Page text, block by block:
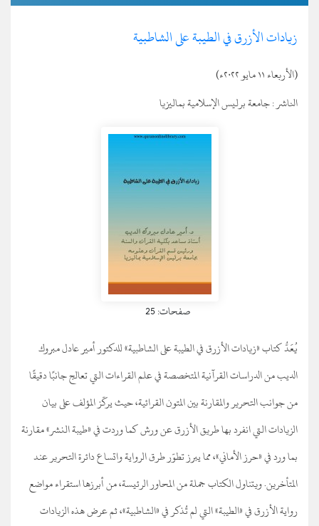
زيادات الأزرق في الطيبة على الشاطبية
(الأربعاء ١١ مايو ٢٠٢٢ء)
الناشر :جامعة برليس الإسلامية بماليزيا
صفحات: 25
يُعَدُّ كتاب «زيادات الأزرق في الطيبة على الشاطبية» للدكتور أمير عادل مبروك
الديب من الدراسات القرآنية المتخصصة في علم القراءات التي تعالج جانبًا دقيقًا
من جوانب التحرير والمقارنة بين المتون القرائية، حيث يركّز المؤلف على بيان
الزيادات التي انفرد بها طريق الأزرق عن ورش كما وردت في «طيبة النشر» مقارنة
بما ورد في «حرز الأماني»، مما يبرز تطوّر طرق الرواية واتساع دائرة التحرير عند
المتأخرين. ويتناول الكتاب جملة من المحاور الرئيسة، من أبرزها استقراء مواضع
رواية الأزرق في «الطيبة» التي لم تُذكر في «الشاطبية»، ثم عرض هذه الزيادات